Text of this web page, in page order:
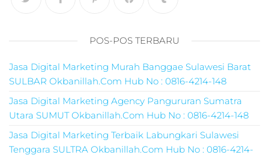
digital
marketing
terbaik,marketing
analytics
digital,mito
marketing,digital
marketing
POS-POS TERBARU
Jasa Digital Marketing Murah Banggae Sulawesi Barat
SULBAR Okbanillah.Com Hub No : 0816-4214-148
Jasa Digital Marketing Agency Pangururan Sumatra
Utara SUMUT Okbanillah.Com Hub No : 0816-4214-148
Jasa Digital Marketing Terbaik Labungkari Sulawesi
Tenggara SULTRA Okbanillah.Com Hub No : 0816-4214-